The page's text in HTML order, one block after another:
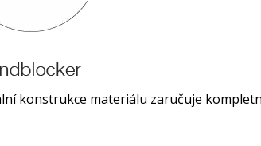
konstrukce materiálu zaručuje